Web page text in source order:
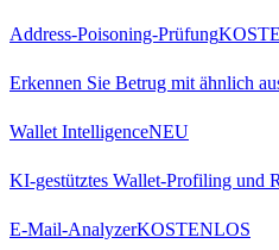
Address-Poisoning-Prüfung
Erkennen Sie Betrug mit ähnlich
Wallet IntelligenceNEU
KI-gestütztes Wallet-Profiling und
E-Mail-AnalyzerKOSTENLOS